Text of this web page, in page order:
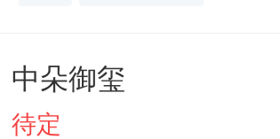
配置效率
中朵御玺
待定